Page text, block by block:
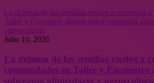
La defensa de las semillas vuelve a convocar a
Taller y Encuentro abierto sobre soberanía
agroecología
Julio 10, 2026
La defensa de las semillas vuelve a
comunidades en Taller y Encuentro
soberanía alimentaria y